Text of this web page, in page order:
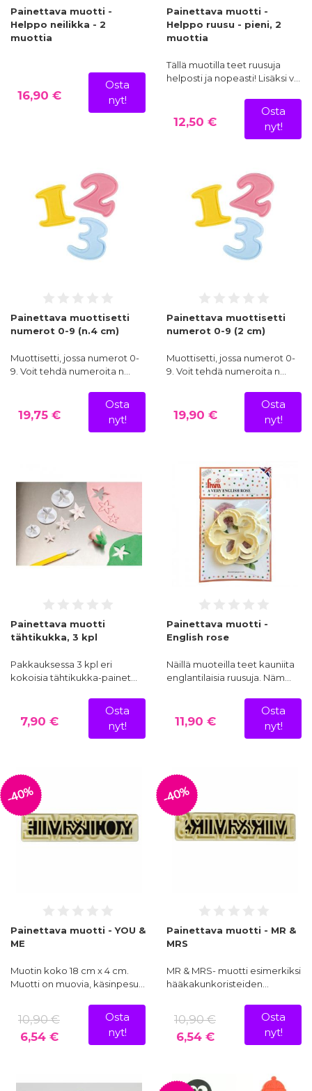
Painettava muotti -
Helppo neilikka - 2
muottia
16,90 €
Osta
nyt!
Painettava muotti -
Helppo ruusu - pieni, 2
muottia
Tällä muotilla teet ruusuja
helposti ja nopeasti! Lisäksi v…
12,50 €
Osta
nyt!
Painettava muottisetti
numerot 0-9 (n.4 cm)
Muottisetti, jossa numerot 0-
9. Voit tehdä numeroita n…
19,75 €
Osta
nyt!
Painettava muottisetti
numerot 0-9 (2 cm)
Muottisetti, jossa numerot 0-
9. Voit tehdä numeroita n…
19,90 €
Osta
nyt!
Painettava muotti
tähtikukka, 3 kpl
Pakkauksessa 3 kpl eri
kokoisia tähtikukka-painet…
7,90 €
Osta
nyt!
Painettava muotti -
English rose
Näillä muoteilla teet kauniita
englantilaisia ruusuja. Näm…
11,90 €
Osta
nyt!
-40%
Painettava muotti - YOU &
ME
Muotin koko 18 cm x 4 cm.
Muotti on muovia, käsinpesu…
10,90 €
6,54 €
Osta
nyt!
-40%
Painettava muotti - MR &
MRS
MR & MRS- muotti esimerkiksi
hääkakunkoristeiden…
10,90 €
6,54 €
Osta
nyt!